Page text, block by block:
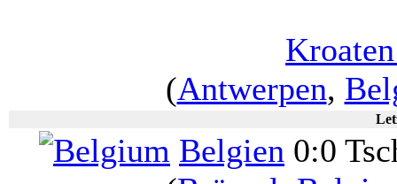
(Antwerpen,
Belgien 0:0